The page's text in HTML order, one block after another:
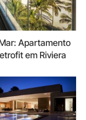
Apartamento
em Riviera